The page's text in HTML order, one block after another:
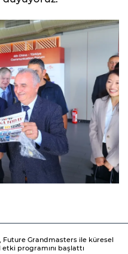
Future Grandmasters ile küresel
etki programını başlattı